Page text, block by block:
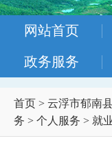
网站首页
政务服务
首页 > 云浮市郁南
务 > 个人服务 > 就